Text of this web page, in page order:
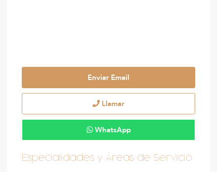
Enviar Email
Llamar
WhatsApp
Especialidades y Áreas de Servicio